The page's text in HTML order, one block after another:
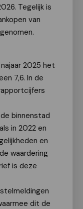
Tegelijk is
van
2025 het
7,6. In de
binnenstad
in 2022 en
en
waardering
is deze
dit de